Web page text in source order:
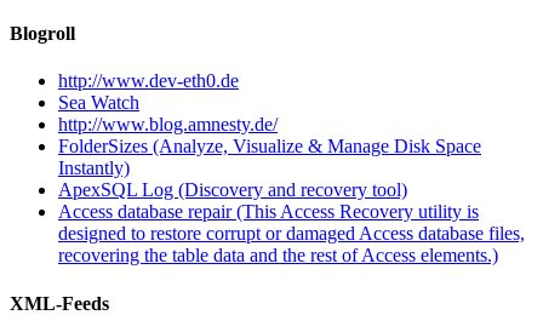
Blogroll
http://www.dev-eth0.de
Sea Watch
http://www.blog.amnesty.de/
FolderSizes (Analyze, Visualize & Manage Disk Space
Instantly)
ApexSQL Log (Discovery and recovery tool)
Access database repair (This Access Recovery utility is
designed to restore corrupt or damaged Access database files,
recovering the table data and the rest of Access elements.)
XML-Feeds